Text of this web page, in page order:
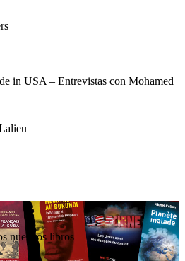
in USA – Entrevistas con Mohamed
nuestros libros